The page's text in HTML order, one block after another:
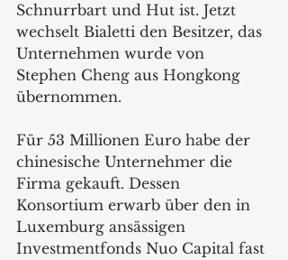
Schnurrbart und Hut ist. Jetzt
wechselt Bialetti den Besitzer, das
Unternehmen wurde von
Stephen Cheng aus Hongkong
übernommen.
Für 53 Millionen Euro habe der
chinesische Unternehmer die
Firma gekauft. Dessen
Konsortium erwarb über den in
Luxemburg ansässigen
Investmentfonds Nuo Capital fast